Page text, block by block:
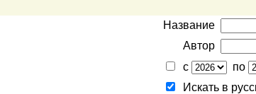
Название
Автор
с
по
Искать в